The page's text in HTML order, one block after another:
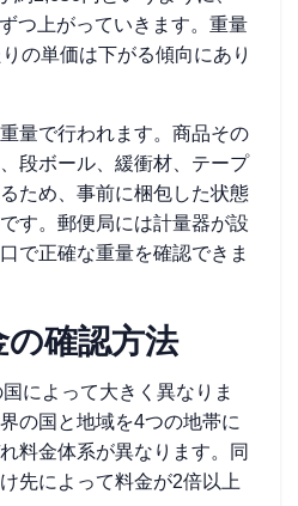
つ上がっていきます。重量
の単価は下がる傾向にあり
量で行われます。商品その
段ボール、緩衝材、テープ
ため、事前に梱包した状態
す。郵便局には計量器が設
で正確な重量を確認できま
の確認方法
によって大きく異なりま
の国と地域を4つの地帯に
料金体系が異なります。同
先によって料金が2倍以上